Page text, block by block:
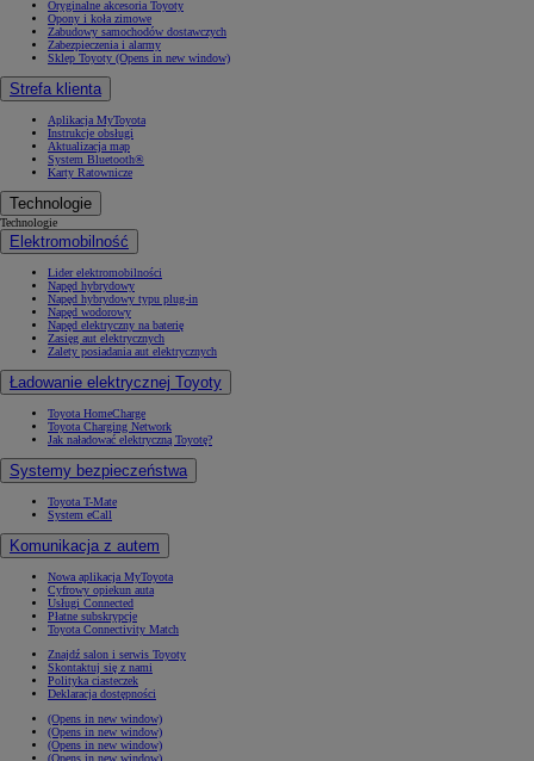
Oryginalne akcesoria Toyoty
Opony i koła zimowe
Zabudowy samochodów dostawczych
Zabezpieczenia i alarmy
Sklep Toyoty (Opens in new window)
Strefa klienta
Aplikacja MyToyota
Instrukcje obsługi
Aktualizacja map
System Bluetooth®
Karty Ratownicze
Technologie
Technologie
Elektromobilność
Lider elektromobilności
Napęd hybrydowy
Napęd hybrydowy typu plug-in
Napęd wodorowy
Napęd elektryczny na baterię
Zasięg aut elektrycznych
Zalety posiadania aut elektrycznych
Ładowanie elektrycznej Toyoty
Toyota HomeCharge
Toyota Charging Network
Jak naładować elektryczną Toyotę?
Systemy bezpieczeństwa
Toyota T-Mate
System eCall
Komunikacja z autem
Nowa aplikacja MyToyota
Cyfrowy opiekun auta
Usługi Connected
Płatne subskrypcje
Toyota Connectivity Match
Znajdź salon i serwis Toyoty
Skontaktuj się z nami
Polityka ciasteczek
Deklaracja dostępności
(Opens in new window)
(Opens in new window)
(Opens in new window)
(Opens in new window)